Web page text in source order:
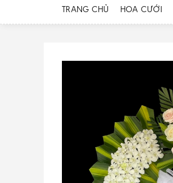
TRANG CHỦ HOA CƯỚI